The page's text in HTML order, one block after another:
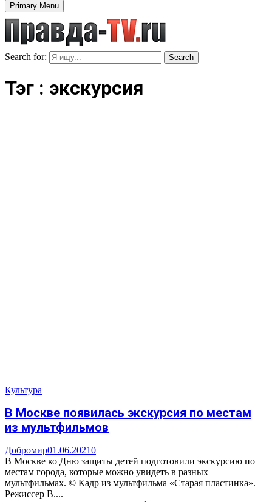
Primary Menu
Search for: Search
Тэг : экскурсия
Культура
В Москве появилась экскурсия по местам
из мультфильмов
Добромир01.06.20210
В Москве ко Дню защиты детей подготовили экскурсию по
местам города, которые можно увидеть в разных
мультфильмах. © Кадр из мультфильма «Старая пластинка».
Режиссер В....